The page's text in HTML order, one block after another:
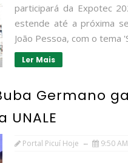
participará da Expotec
estende até a próxima
João Pessoa, com o tema
Ler Mais
Germano
Portal Picuí Hoje 9:50 AM